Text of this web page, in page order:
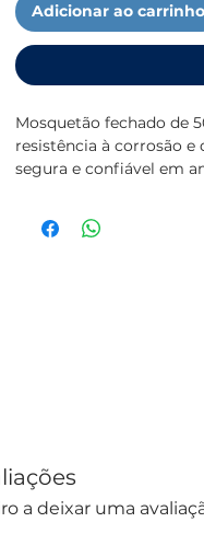
Adicionar ao carrinho
Mosquetão fechado de
resistência à corrosão e
segura e confiável em
a deixar uma